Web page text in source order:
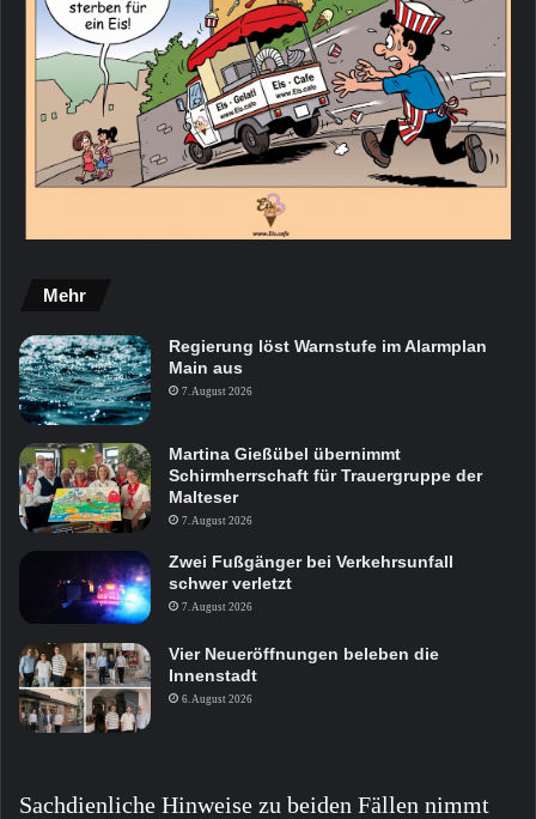
Mehr
Regierung löst Warnstufe im Alarmplan
Main aus
7. August 2026
Martina Gießübel übernimmt
Schirmherrschaft für Trauergruppe der
Malteser
7. August 2026
Zwei Fußgänger bei Verkehrsunfall
schwer verletzt
7. August 2026
Vier Neueröffnungen beleben die
Innenstadt
6. August 2026
Sachdienliche Hinweise zu beiden Fällen nimmt